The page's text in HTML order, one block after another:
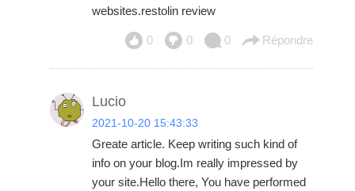
websites.restolin review
0 0 0 Répondre
Lucio
2021-10-20 15:43:33
Greate article. Keep writing such kind of
info on your blog.Im really impressed by
your site.Hello there, You have performed